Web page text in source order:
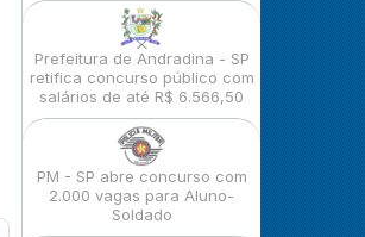
Prefeitura de Andradina - SP
retifica concurso público com
salários de até R$ 6.566,50
PM - SP abre concurso com
2.000 vagas para Aluno-
Soldado